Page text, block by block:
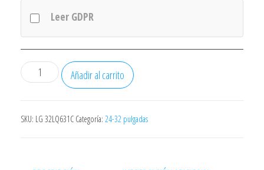
Leer GDPR
Televisor
LG
32"/
Añadir al carrito
SKU: LG 32LQ631C Categoría: 24-32 pulgadas